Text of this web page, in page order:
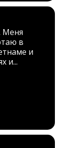
Меня
в
и
и...